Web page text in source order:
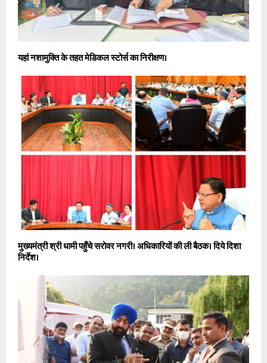
यहां नशामुक्ति के तहत मेडिकल स्टोर्स का निरीक्षण।
मुख्यमंत्री श्री धामी पहुँचे सरोवर नगरी। अधिकारियों की ली बैठक। दिये दिशा
निर्देश।